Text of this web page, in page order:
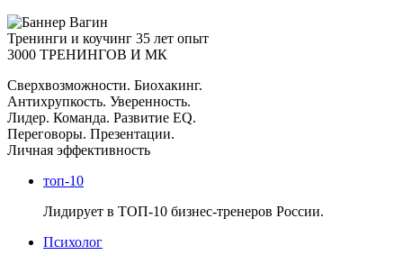
Тренинги и коучинг 35 лет опыт
3000 ТРЕНИНГОВ И МК
Сверхвозможности. Биохакинг.
Антихрупкость. Уверенность.
Лидер. Команда. Развитие EQ.
Переговоры. Презентации.
Личная эффективность
топ-10
Лидирует в ТОП-10 бизнес-тренеров России.
Психолог